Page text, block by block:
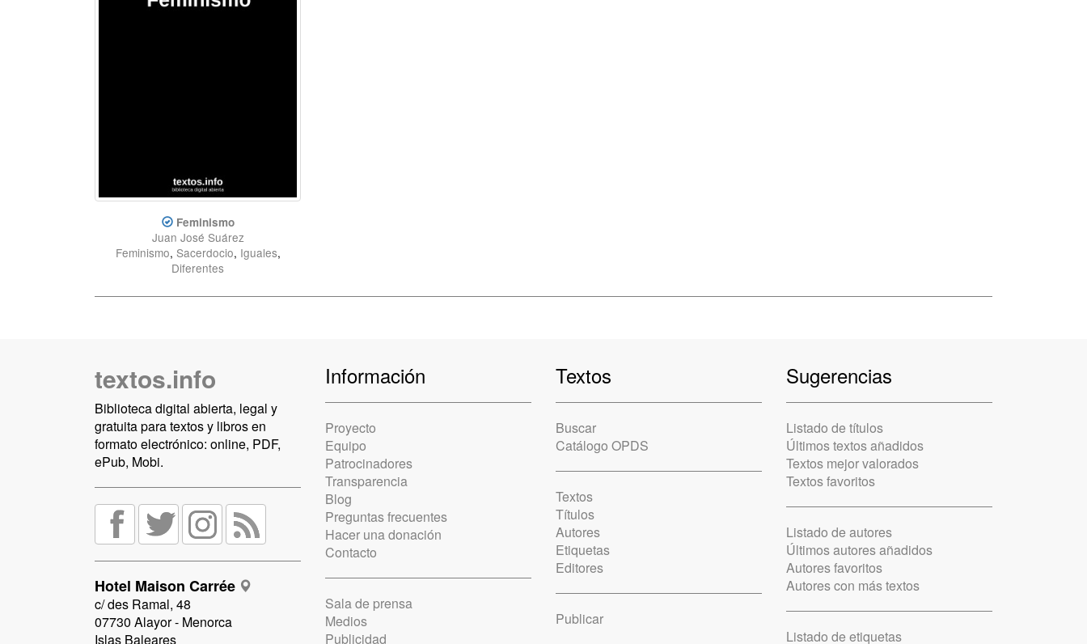
Feminismo
Juan José Suárez
Feminismo, Sacerdocio, Iguales,
Diferentes
textos.info
Biblioteca digital abierta, legal y
gratuita para textos y libros en
formato electrónico: online, PDF,
ePub, Mobi.
Hotel Maison Carrée
c/ des Ramal, 48
07730 Alayor - Menorca
Islas Baleares
Información
Proyecto
Equipo
Patrocinadores
Transparencia
Blog
Preguntas frecuentes
Hacer una donación
Contacto
Sala de prensa
Medios
Publicidad
Textos
Buscar
Catálogo OPDS
Textos
Títulos
Autores
Etiquetas
Editores
Publicar
Sugerencias
Listado de títulos
Últimos textos añadidos
Textos mejor valorados
Textos favoritos
Listado de autores
Últimos autores añadidos
Autores favoritos
Autores con más textos
Listado de etiquetas